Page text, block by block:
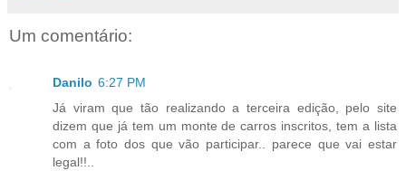
Um comentário:
Danilo 6:27 PM
Já viram que tão realizando a terceira edição, pelo site
dizem que já tem um monte de carros inscritos, tem a lista
com a foto dos que vão participar.. parece que vai estar
legal!!..